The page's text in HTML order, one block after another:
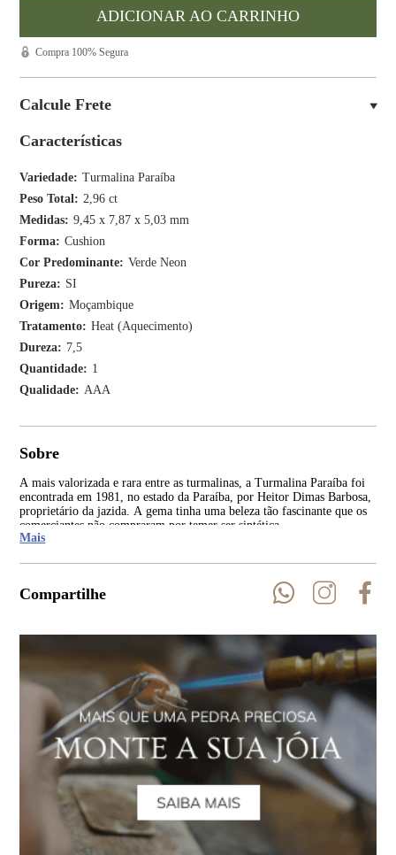
Características
Variedade
Turmalina Paraíba
Peso Total
2,96 ct
Medidas
9,45 x 7,87 x 5,03 mm
Forma
Cushion
Cor Predominante
Verde Neon
Pureza
SI
Origem
Moçambique
Tratamento
Heat (Aquecimento)
Dureza
7,5
Quantidade
1
Qualidade
AAA
Sobre
A mais valorizada e rara entre as turmalinas, a Turmalina Paraíba foi
encontrada em 1981, no estado da Paraíba, por Heitor Dimas Barbosa,
proprietário da jazida. A gema tinha uma beleza tão fascinante que os
comerciantes não compraram por temer ser sintética.
Mais
Compartilhe
Compra 100% Segura
Calcule Frete